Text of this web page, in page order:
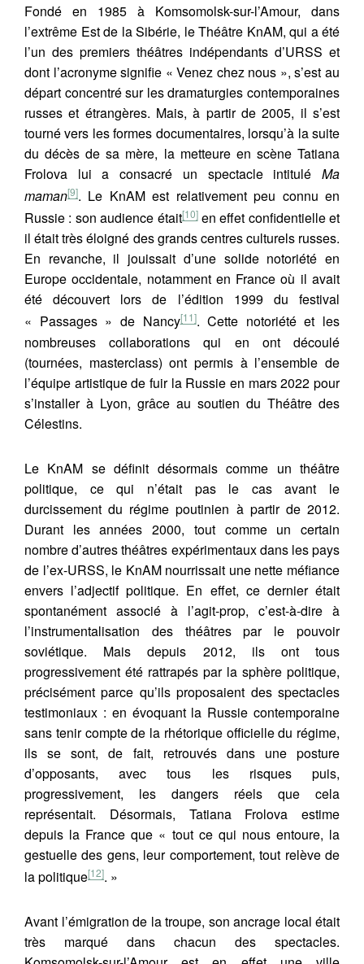
Fondé en 1985 à Komsomolsk-sur-l’Amour, dans
l’extrême Est de la Sibérie, le Théâtre KnAM, qui a été
l’un des premiers théâtres indépendants d’URSS et
dont l’acronyme signifie « Venez chez nous », s’est au
départ concentré sur les dramaturgies contemporaines
russes et étrangères. Mais, à partir de 2005, il s’est
tourné vers les formes documentaires, lorsqu’à la suite
du décès de sa mère, la metteure en scène Tatiana
Frolova lui a consacré un spectacle intitulé Ma
maman[9]. Le KnAM est relativement peu connu en
Russie : son audience était[10]en effet confidentielle et
il était très éloigné des grands centres culturels russes.
En revanche, il jouissait d’une solide notoriété en
Europe occidentale, notamment en France où il avait
été découvert lors de l’édition 1999 du festival
« Passages » de Nancy[11]. Cette notoriété et les
nombreuses collaborations qui en ont découlé
(tournées, masterclass) ont permis à l’ensemble de
l’équipe artistique de fuir la Russie en mars 2022 pour
s’installer à Lyon, grâce au soutien du Théâtre des
Célestins.
Le KnAM se définit désormais comme un théâtre
politique, ce qui n’était pas le cas avant le
durcissement du régime poutinien à partir de 2012.
Durant les années 2000, tout comme un certain
nombre d’autres théâtres expérimentaux dans les pays
de l’ex-URSS, le KnAM nourrissait une nette méfiance
envers l’adjectif politique. En effet, ce dernier était
spontanément associé à l’agit-prop, c’est-à-dire à
l’instrumentalisation des théâtres par le pouvoir
soviétique. Mais depuis 2012, ils ont tous
progressivement été rattrapés par la sphère politique,
précisément parce qu’ils proposaient des spectacles
testimoniaux : en évoquant la Russie contemporaine
sans tenir compte de la rhétorique officielle du régime,
ils se sont, de fait, retrouvés dans une posture
d’opposants, avec tous les risques puis,
progressivement, les dangers réels que cela
représentait. Désormais, Tatiana Frolova estime
depuis la France que « tout ce qui nous entoure, la
gestuelle des gens, leur comportement, tout relève de
la politique[12]. »
Avant l’émigration de la troupe, son ancrage local était
très marqué dans chacun des spectacles.
Citer cet article
KEMPF, L. (2024) Le tissage des voix dans le
travail du Théâtre KnAM. Komodo 21 , (19).
Contacter Fermer